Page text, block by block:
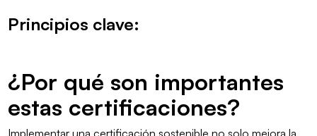
Principios clave:
¿Por qué son importantes
estas certificaciones?
Implementar una certificación sostenible no solo mejora la